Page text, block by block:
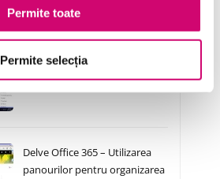
Permite toate
Permite selecția
în aplicația Delve
Delve Office 365 – Căutarea și
partajarea informațiilor
Delve Office 365 – Utilizarea
panourilor pentru organizarea